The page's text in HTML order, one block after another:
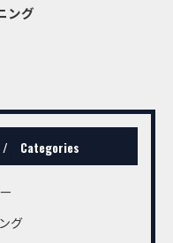
ング
Categories
グ